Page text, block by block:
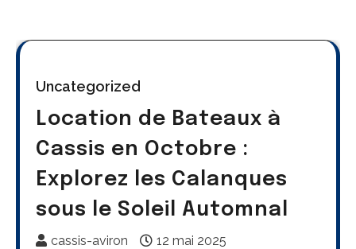
Uncategorized
Location de Bateaux à
Cassis en Octobre :
Explorez les Calanques
sous le Soleil Automnal
cassis-aviron 12 mai 2025